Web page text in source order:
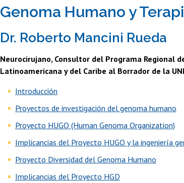
Genoma Humano y
Dr. Roberto Mancini Rueda
Neurocirujano, Consultor del Programa Regional
Latinoamericana y del Caribe al Borrador de la
Introducción
Proyectos de investigación del genoma humano
Proyecto HUGO (Human Genoma Organization)
Implicancias del Proyecto HUGO y la ingeniería
Proyecto Diversidad del Genoma Humano
Implicancias del Proyecto HGD